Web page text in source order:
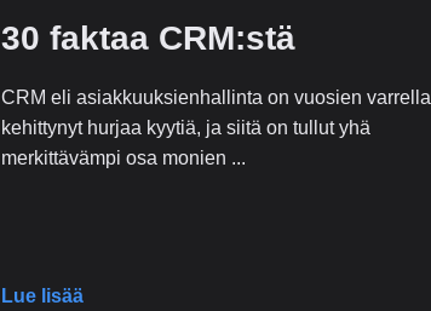
30 faktaa CRM:stä
CRM eli asiakkuuksienhallinta on vuosien varrella
kehittynyt hurjaa kyytiä, ja siitä on tullut yhä
merkittävämpi osa monien ...
Lue lisää